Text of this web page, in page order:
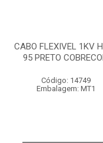
CABO FLEXIVEL 1KV
95 PRETO
Código: 14749
Embalagem: MT1